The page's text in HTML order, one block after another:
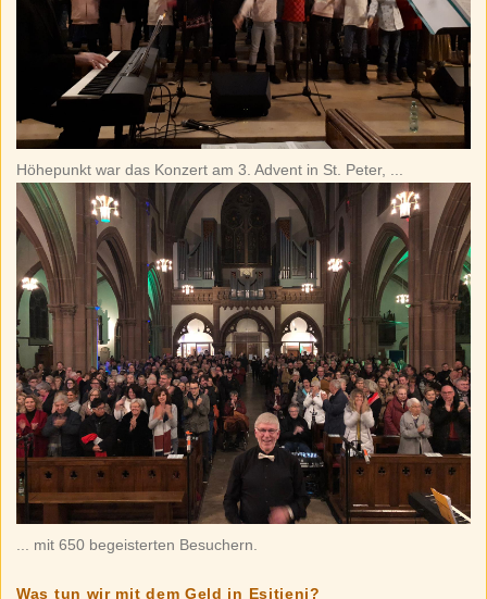
Höhepunkt war das Konzert am 3. Advent in St. Peter, ...
... mit 650 begeisterten Besuchern.
Was tun wir mit dem Geld in Esitjeni?